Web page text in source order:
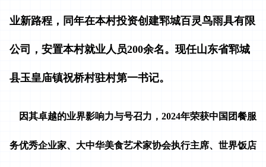
业新路程，同年在本村投资创建郓城百灵鸟雨具有限
公司，安置本村就业人员200余名。现任山东省郓城
县玉皇庙镇祝桥村驻村第一书记。
因其卓越的业界影响力与号召力，2024年荣获中国团餐服
务优秀企业家、大中华美食艺术家协会执行主席、世界饭店